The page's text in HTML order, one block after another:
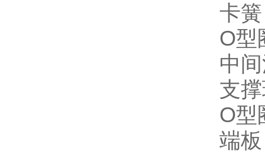
卡簧
O型
中
支
O型
端板